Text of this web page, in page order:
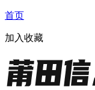
首页
加入收藏